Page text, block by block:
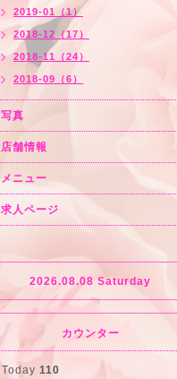
2019-01（1）
2018-12（17）
2018-11（24）
2018-09（6）
写真
店舗情報
メニュー
求人ページ
2026.08.08 Saturday
カウンター
Today 110